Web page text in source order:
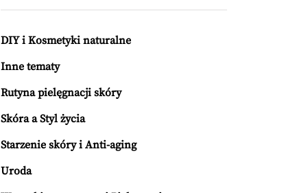
DIY i Kosmetyki naturalne
Inne tematy
Rutyna pielęgnacji skóry
Skóra a Styl życia
Starzenie skóry i Anti-aging
Uroda